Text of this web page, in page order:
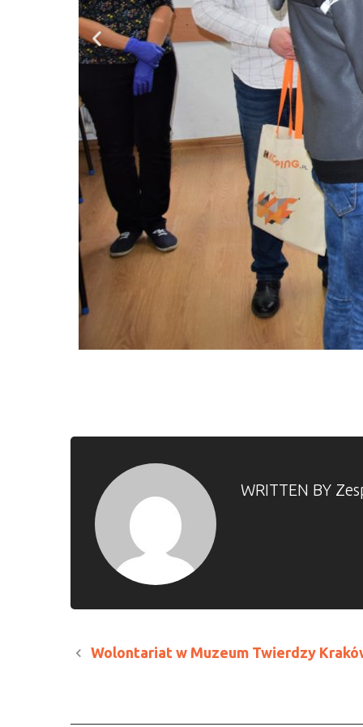
WRITTEN BY
Wolontariat w Muzeum Twierdzy